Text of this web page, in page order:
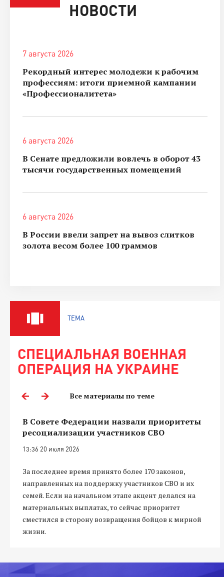
НОВОСТИ
7 августа 2026
Рекордный интерес молодежи к рабочим
профессиям: итоги приемной кампании
«Профессионалитета»
6 августа 2026
В Сенате предложили вовлечь в оборот 43
тысячи государственных помещений
6 августа 2026
В России ввели запрет на вывоз слитков
золота весом более 100 граммов
ТЕМА
СПЕЦИАЛЬНАЯ ВОЕННАЯ
ОПЕРАЦИЯ НА УКРАИНЕ
Все материалы по теме
В Совете Федерации назвали приоритеты
ресоциализации участников СВО
13:36 20 июля 2026
За последнее время принято более 170 законов,
направленных на поддержку участников СВО и их
семей. Если на начальном этапе акцент делался на
материальных выплатах, то сейчас приоритет
сместился в сторону возвращения бойцов к мирной
жизни.